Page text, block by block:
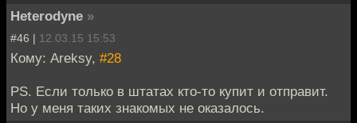
Heterodyne »
#46 | 12.03.15 15:53
Кому: Areksy, #28
PS. Если только в штатах кто-то купит и отправит.
Но у меня таких знакомых не оказалось.